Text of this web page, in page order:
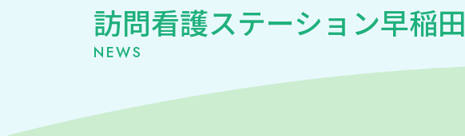
訪問看護ステーション早稲田
NEWS